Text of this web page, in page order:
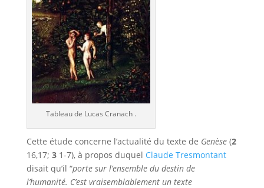
Tableau de Lucas Cranach .
Cette étude concerne l’actualité du texte de Genèse (2
16,17; 3 1-7), à propos duquel Claude Tresmontant
disait qu’il “porte sur l’ensemble du destin de
l’humanité. C’est vraisemblablement un texte